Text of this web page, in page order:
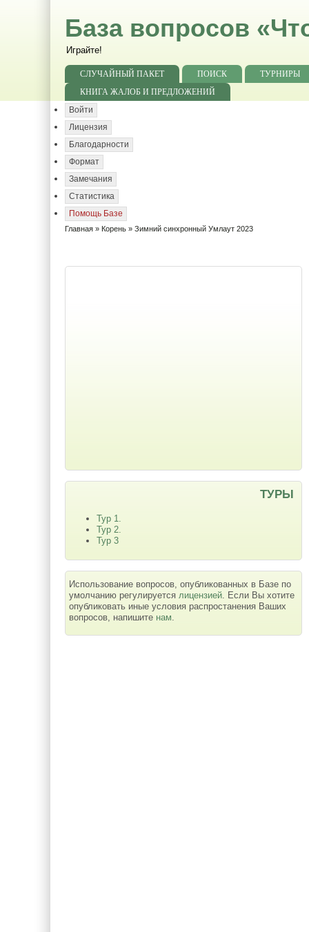
База вопросов
Играйте!
СЛУЧАЙНЫЙ ПАКЕТ ПОИСК
ТУРНИРЫ
КНИГА ЖАЛОБ И ПРЕДЛОЖЕНИЙ
Войти
Лицензия
Благодарности
Формат
Замечания
Статистика
Помощь Базе
Главная » Корень » Зимний синхронный Умлаут 2023
ТУРЫ
Тур 1.
Тур 2.
Тур 3
Использование вопросов, опубликованных в Базе по
умолчанию регулируется лицензией. Если Вы хотите
опубликовать иные условия распростанения Ваших
вопросов, напишите нам.